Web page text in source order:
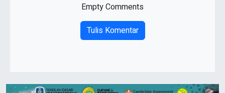
Empty Comments
Tulis Komentar